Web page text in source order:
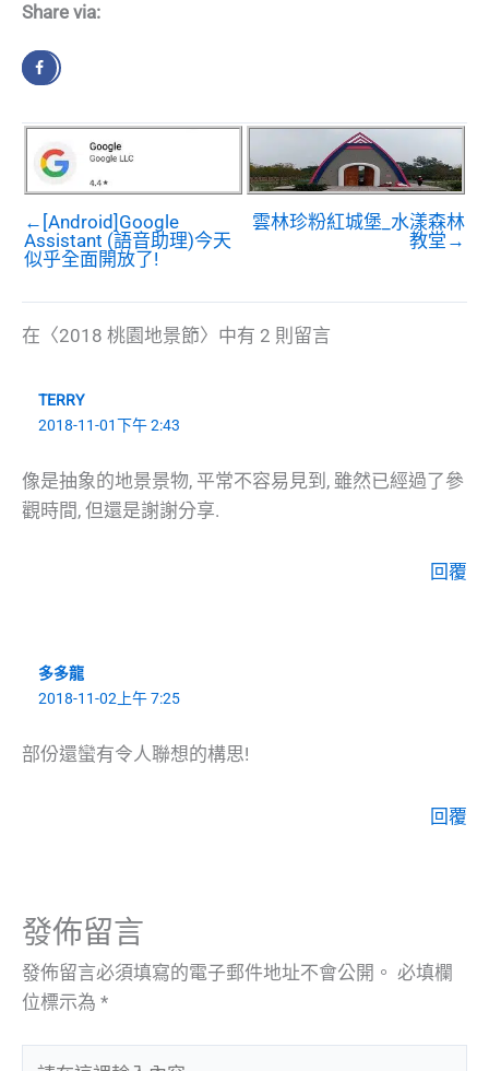
Share via:
←[Android]Google
Assistant (語音助理)今天
似乎全面開放了!
雲林珍粉紅城堡_水漾森林
教堂→
在〈2018 桃園地景節〉中有 2 則留言
TERRY
2018-11-01下午 2:43
像是抽象的地景景物, 平常不容易見到, 雖然已經過了參
觀時間, 但還是謝謝分享.
回覆
多多龍
2018-11-02上午 7:25
部份還蠻有令人聯想的構思!
回覆
發佈留言
發佈留言必須填寫的電子郵件地址不會公開。 必填欄
位標示為 *